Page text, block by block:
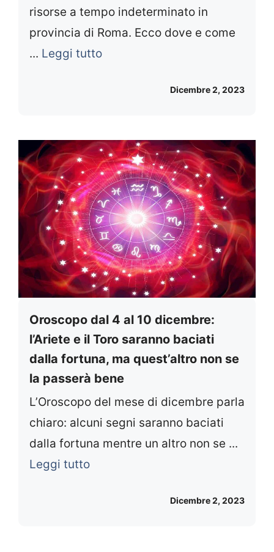
risorse a tempo indeterminato in
provincia di Roma. Ecco dove e come
... Leggi tutto
Dicembre 2, 2023
Oroscopo dal 4 al 10 dicembre:
l’Ariete e il Toro saranno baciati
dalla fortuna, ma quest’altro non se
la passerà bene
L’Oroscopo del mese di dicembre parla
chiaro: alcuni segni saranno baciati
dalla fortuna mentre un altro non se ...
Leggi tutto
Dicembre 2, 2023